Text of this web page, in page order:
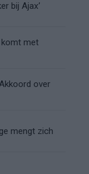
bij Ajax’
komt met
over
mengt zich